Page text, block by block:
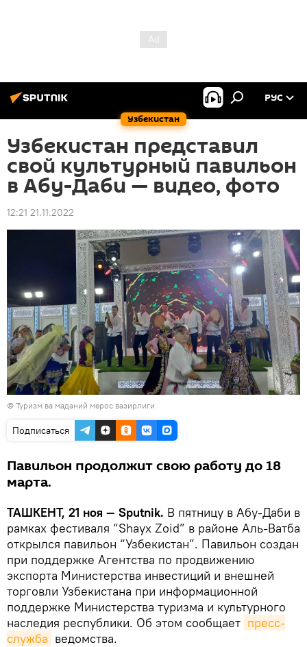
Узбекистан
РУС
Узбекистан представил
свой культурный павильон
в Абу-Даби — видео, фото
12:21 21.11.2022
© Туризм ва маданий мерос вазирлиги
Подписаться
Павильон продолжит свою работу до 18
марта.
ТАШКЕНТ, 21 ноя — Sputnik. В пятницу в Абу-Даби в
рамках фестиваля “Shayx Zoid” в районе Аль-Ватба
открылся павильон “Узбекистан”. Павильон создан
при поддержке Агентства по продвижению
экспорта Министерства инвестиций и внешней
торговли Узбекистана при информационной
поддержке Министерства туризма и культурного
наследия республики. Об этом сообщает пресс-
служба ведомства.